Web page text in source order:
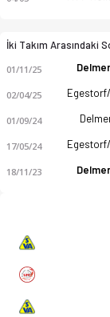
İki Takım Arasındaki
01/11/25
02/04/25
01/09/24
17/05/24
18/11/23